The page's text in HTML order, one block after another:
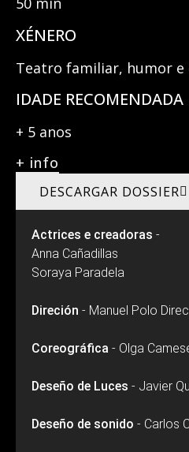
XÉNERO
Teatro familiar, humor e
IDADE RECOMENDADA
+ 5 anos
+ info
DESCARGAR DOSSIER
Actrices e creadoras -
Anna Cañadillas
Soraya Paradela
Direción - Manuel Polo
Coreográfica - Olga
Deseño de Luces - Javier
Deseño de sonido - Carlos